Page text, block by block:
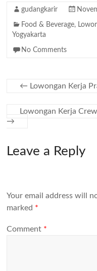
gudangkarir
Food & Beverage,
Yogyakarta
No Comments
← Lowongan Kerja
Lowongan Kerja
→
Leave a Reply
Your email address will
marked *
Comment *